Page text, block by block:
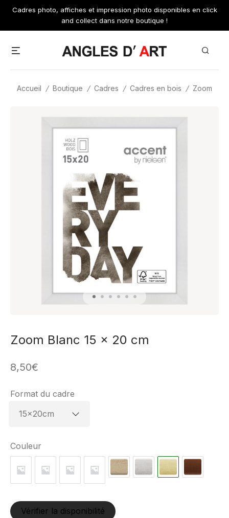
Skip
content
Cadres photo, affiches et impression photo disponibles en click
and collect dans notre boutique !
Accueil / Boutique / Cadres / Cadres en bois / Zoom
Zoom Blanc 15 x 20 cm
8,50€
Format du cadre
Couleur
Vérifier la disponibilité